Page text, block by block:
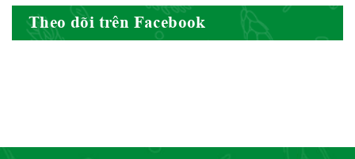
Theo dõi trên Facebook